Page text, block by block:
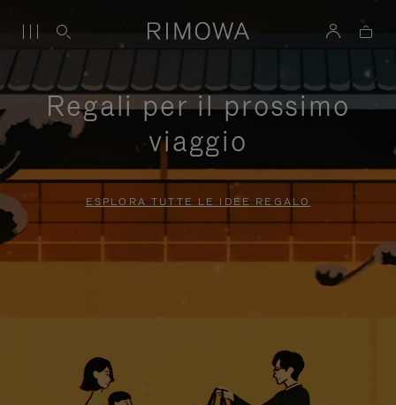
Regali per il prossimo
viaggio
ESPLORA TUTTE LE IDEE REGALO